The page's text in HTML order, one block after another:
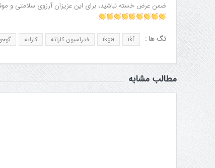
ضمن عرض خسته نباشید، برای این عزیزان آرزوی سلامتی و
تگ ها : ikf
ikga فدراسیون کاراته کاراته
مطالب مشابه